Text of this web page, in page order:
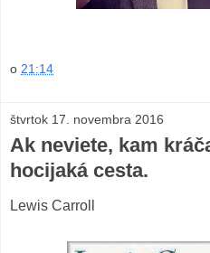
o 21:14
štvrtok 17. novembra 2016
Ak neviete, kam
hocijaká cesta.
Lewis Carroll